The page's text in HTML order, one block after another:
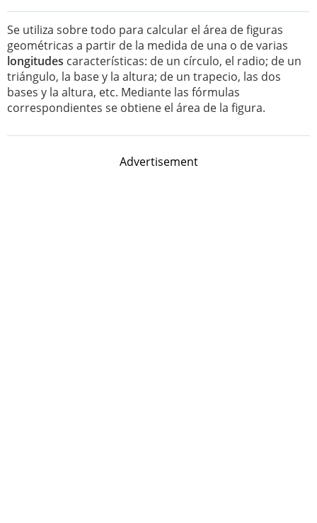
Se utiliza sobre todo para calcular el área de figuras
geométricas a partir de la medida de una o de varias
longitudes características: de un círculo, el radio; de un
triángulo, la base y la altura; de un trapecio, las dos
bases y la altura, etc. Mediante las fórmulas
correspondientes se obtiene el área de la figura.
Advertisement